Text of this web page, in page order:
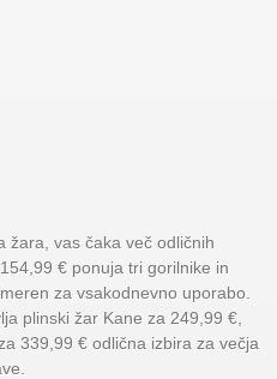
žara, vas čaka več odličnih
€ ponuja tri gorilnike in
za vsakodnevno uporabo.
plinski žar Kane za 249,99 €,
339,99 € odlična izbira za večja